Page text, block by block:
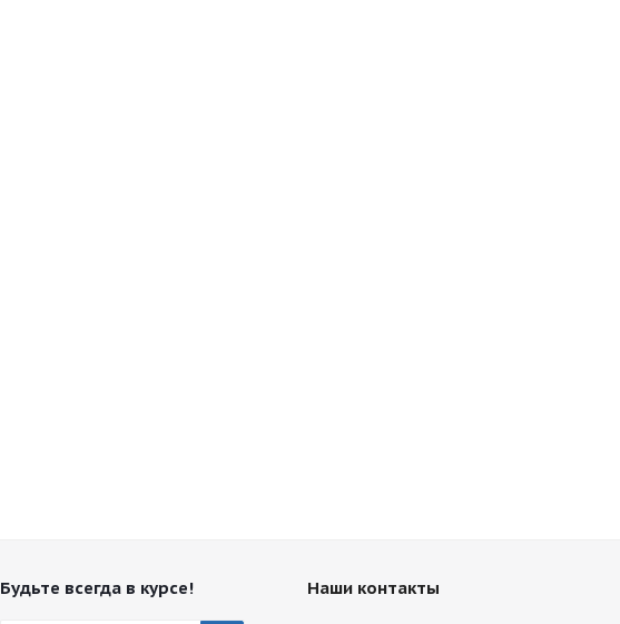
Будьте всегда в курсе! Наши контакты